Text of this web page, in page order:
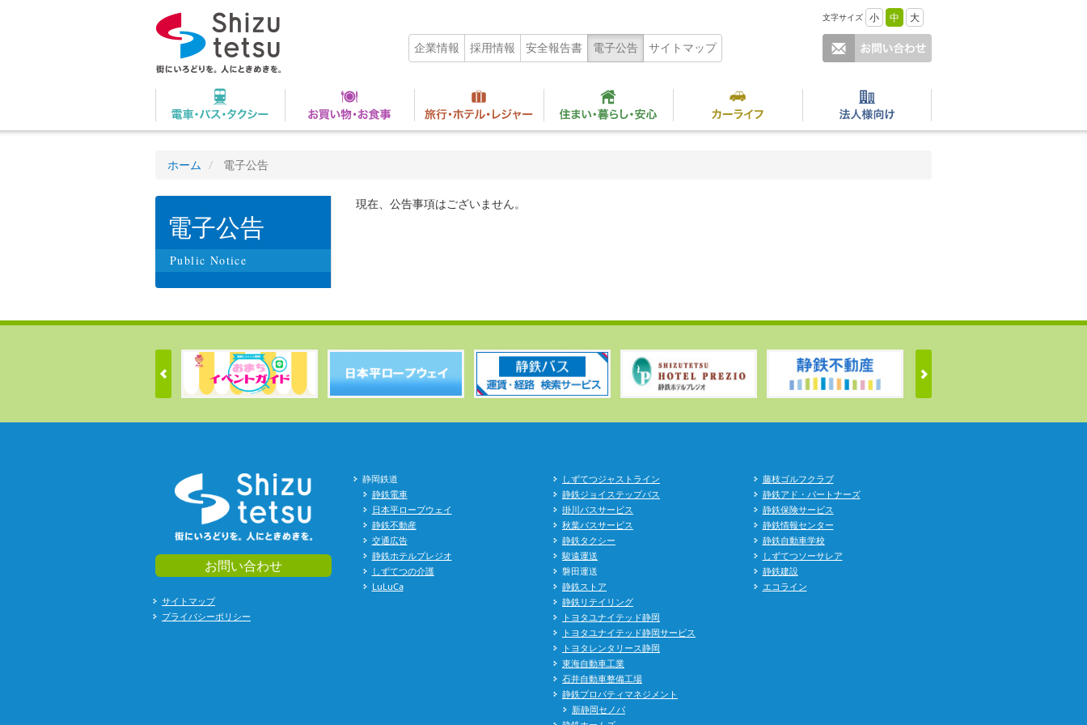
企業情報 採用情報 安全報告書 電子公告 サイトマップ
文字サイズ 小 中 大
ホーム 電子公告
電子公告
Public Notice
現在、公告事項はございません。
お問い合わせ
サイトマップ
プライバシーポリシー
静岡鉄道
静鉄電車
日本平ロープウェイ
静鉄不動産
交通広告
静鉄ホテルプレジオ
しずてつの介護
LuLuCa
しずてつジャストライン
静鉄ジョイステップバス
掛川バスサービス
秋葉バスサービス
静鉄タクシー
駿遠運送
磐田運送
静鉄ストア
静鉄リテイリング
トヨタユナイテッド静岡
トヨタユナイテッド静岡サービス
トヨタレンタリース静岡
東海自動車工業
石井自動車整備工場
静鉄プロパティマネジメント
新静岡セノバ
藤枝ゴルフクラブ
静鉄アド・パートナーズ
静鉄保険サービス
静鉄情報センター
静鉄自動車学校
しずてつソーサレア
静鉄建設
エコライン